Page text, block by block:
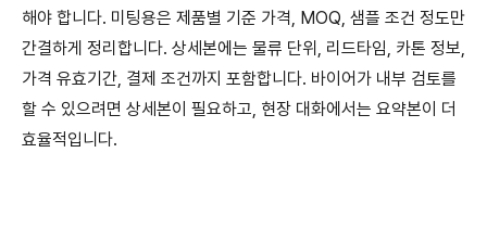
해야 합니다. 미팅용은 제품별 기준 가격, MOQ, 샘플 조건 정도만
간결하게 정리합니다. 상세본에는 물류 단위, 리드타임, 카톤 정보,
가격 유효기간, 결제 조건까지 포함합니다. 바이어가 내부 검토를
할 수 있으려면 상세본이 필요하고, 현장 대화에서는 요약본이 더
효율적입니다.